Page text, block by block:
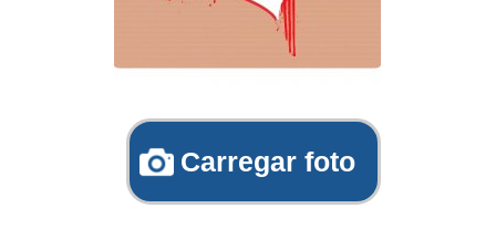
Carregar foto